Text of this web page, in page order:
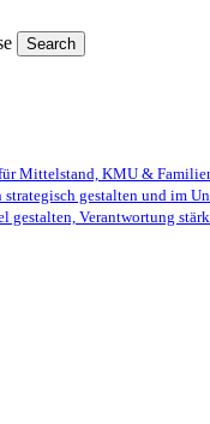
Search
Mittelstand, KMU &
strategisch gestalten und im
gestalten, Verantwortung